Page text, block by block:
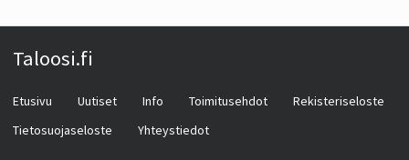
Taloosi.fi
Etusivu Uutiset Info Toimitusehdot
Rekisteriseloste
Tietosuojaseloste
Yhteystiedot